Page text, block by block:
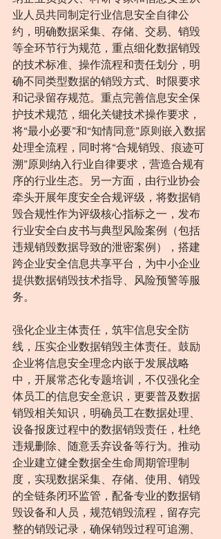
业人员共同制定行业信息安全自律公
约，明确数据采集、存储、交易、销毁
等全环节行为规范，重点细化数据销毁
的技术标准、操作流程和责任划分，明
确不同类型数据的销毁方式、时限要求
和记录留存规范。重点完善信息安全保
护技术规范，细化关键技术操作要求，
将“最小必要”和“知情同意”原则嵌入数据
处理全流程，同时将“合规销毁、痕迹可
溯”原则纳入行业自律要求，营造合规有
序的行业生态。另一方面，由行业协会
牵头开展年度安全合规评级，将数据销
毁合规性作为评级核心指标之一，发布
行业安全白皮书与典型风险案例（包括
违规销毁数据导致的泄密案例），搭建
跨企业安全信息共享平台，为中小企业
提供数据销毁技术指导、风险预警等服
务。
强化企业主体责任，筑牢信息安全防
线，压实企业数据销毁主体责任。鼓励
企业将信息安全理念内嵌于发展战略
中，开展常态化专题培训，不仅强化全
体员工的信息安全意识，更要普及数据
销毁相关知识，明确员工在数据处理、
设备报废过程中的数据销毁责任，杜绝
违规删除、随意丢弃设备等行为。推动
企业建立健全数据全生命周期管理制
度，实现数据采集、存储、使用、销毁
的全链条闭环监管，配备专业的数据销
毁设备和人员，规范销毁流程，留存完
整的销毁记录，确保销毁过程可追溯、